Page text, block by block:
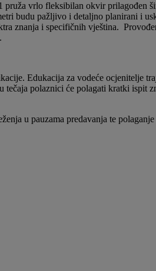
pruža vrlo fleksibilan okvir prilagođen
budu pažljivo i detaljno planirani i
znanja i specifičnih vještina.
Edukacija za vodeće ocjenitelje
polaznici će polagati kratki ispit
u pauzama predavanja te